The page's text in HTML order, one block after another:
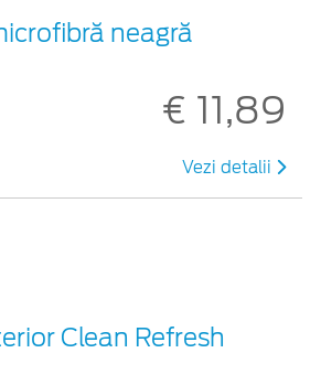
neagră
€ 11,89
Vezi detalii
Clean Refresh